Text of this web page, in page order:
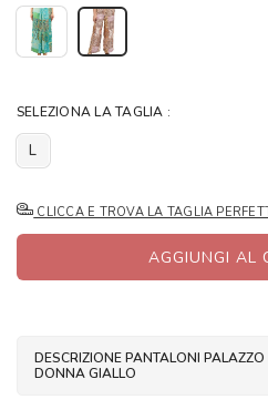
SELEZIONA LA TAGLIA :
L
CLICCA E TROVA LA TAGLIA
AGGIUNGI AL
DESCRIZIONE PANTALONI
DONNA GIALLO